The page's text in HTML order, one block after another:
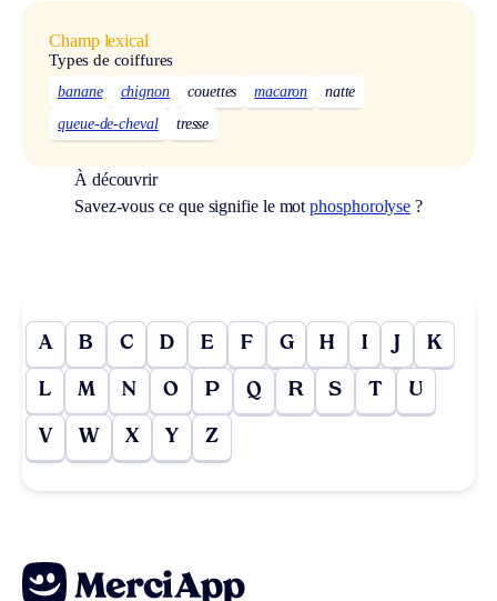
Champ lexical
Types de coiffures
banane chignon couettes macaron
natte
queue-de-cheval
tresse
À découvrir
Savez-vous ce que signifie le motphosphorolyse ?
A B C D E F G H I J K
L M N O P Q R S T U
V W X Y Z